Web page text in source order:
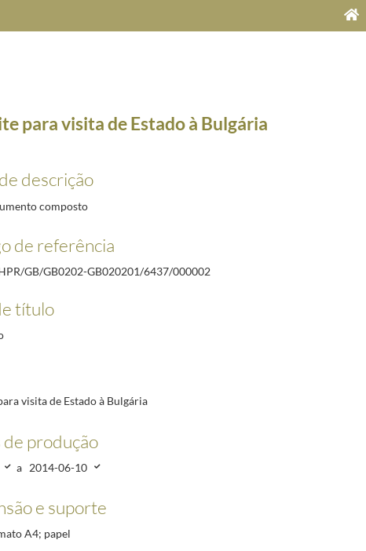
08
06-14/2015-06-16
06-16/2015-06-18
06-18
para visita de Estado à Bulgária
descrição
composto
de referência
GB/GB0202-GB020201/6437/000002
título
visita de Estado à Bulgária
de produção
a 2014-06-10
e suporte
A4; papel